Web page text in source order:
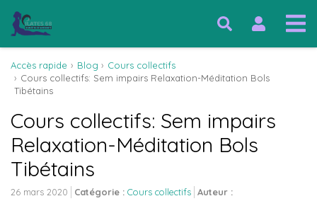
Accès rapide Blog
Cours collectifs
Cours collectifs: Sem impairs Relaxation-Méditation Bols
Tibétains
Cours collectifs: Sem impairs
Relaxation-Méditation Bols
Tibétains
26 mars 2020 Catégorie : Cours collectifs Auteur :